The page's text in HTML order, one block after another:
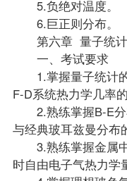
5.负绝对温度。
6.巨正则分布。
第六章 量子统
一、考试要求
1.掌握量子统计的
F-D系统热力学几率
2.熟练掌握B-E分
与经典玻耳兹曼分布
3.熟练掌握金属中
时自由电子气热力学